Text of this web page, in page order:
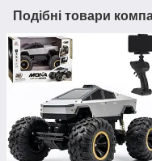
Подібні товари